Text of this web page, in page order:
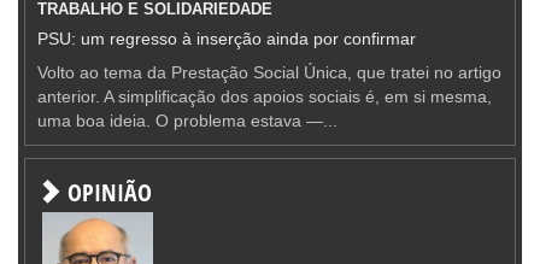
TRABALHO E SOLIDARIEDADE
PSU: um regresso à inserção ainda por confirmar
Volto ao tema da Prestação Social Única, que tratei no artigo
anterior. A simplificação dos apoios sociais é, em si mesma,
uma boa ideia. O problema estava —...
OPINIÃO